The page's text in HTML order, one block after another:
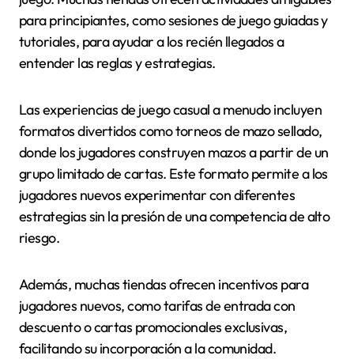
para principiantes, como sesiones de juego guiadas y
tutoriales, para ayudar a los recién llegados a
entender las reglas y estrategias.
Las experiencias de juego casual a menudo incluyen
formatos divertidos como torneos de mazo sellado,
donde los jugadores construyen mazos a partir de un
grupo limitado de cartas. Este formato permite a los
jugadores nuevos experimentar con diferentes
estrategias sin la presión de una competencia de alto
riesgo.
Además, muchas tiendas ofrecen incentivos para
jugadores nuevos, como tarifas de entrada con
descuento o cartas promocionales exclusivas,
facilitando su incorporación a la comunidad.